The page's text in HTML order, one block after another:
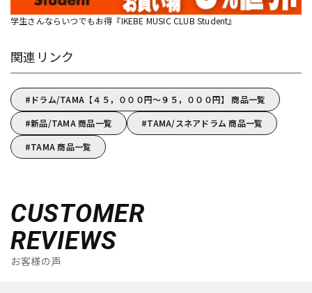
学生さんならいつでもお得『IKEBE MUSIC CLUB Student』
関連リンク
ドラム/TAMA【４５，０００円～９５，０００円】 商品一覧
新品/TAMA 商品一覧
TAMA/スネアドラム 商品一覧
TAMA 商品一覧
CUSTOMER
REVIEWS
お客様の声